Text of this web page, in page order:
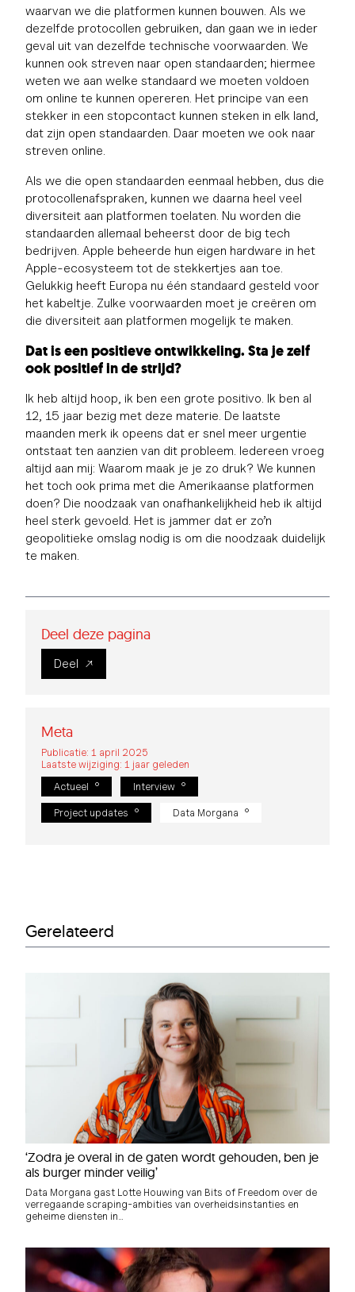
waarvan we die platformen kunnen bouwen. Als we
dezelfde protocollen gebruiken, dan gaan we in ieder
geval uit van dezelfde technische voorwaarden. We
kunnen ook streven naar open standaarden; hiermee
weten we aan welke standaard we moeten voldoen
om online te kunnen opereren. Het principe van een
stekker in een stopcontact kunnen steken in elk land,
dat zijn open standaarden. Daar moeten we ook naar
streven online.
Als we die open standaarden eenmaal hebben, dus die
protocollenafspraken, kunnen we daarna heel veel
diversiteit aan platformen toelaten. Nu worden die
standaarden allemaal beheerst door de big tech
bedrijven. Apple beheerde hun eigen hardware in het
Apple-ecosysteem tot de stekkertjes aan toe.
Gelukkig heeft Europa nu één standaard gesteld voor
het kabeltje. Zulke voorwaarden moet je creëren om
die diversiteit aan platformen mogelijk te maken.
Dat is een positieve ontwikkeling. Sta je zelf
ook positief in de strijd?
Ik heb altijd hoop, ik ben een grote positivo. Ik ben al
12, 15 jaar bezig met deze materie. De laatste
maanden merk ik opeens dat er snel meer urgentie
ontstaat ten aanzien van dit probleem. Iedereen vroeg
altijd aan mij: Waarom maak je je zo druk? We kunnen
het toch ook prima met die Amerikaanse platformen
doen? Die noodzaak van onafhankelijkheid heb ik altijd
heel sterk gevoeld. Het is jammer dat er zo’n
geopolitieke omslag nodig is om die noodzaak duidelijk
te maken.
Deel deze pagina
Deel
Meta
Publicatie: 1 april 2025
Laatste wijziging: 1 jaar geleden
Actueel
Interview
Project updates Data Morgana
Gerelateerd
‘Zodra je overal in de gaten wordt gehouden, ben je
als burger minder veilig’
Data Morgana gast Lotte Houwing van Bits of Freedom over de
verregaande scraping-ambities van overheidsinstanties en
geheime diensten in…